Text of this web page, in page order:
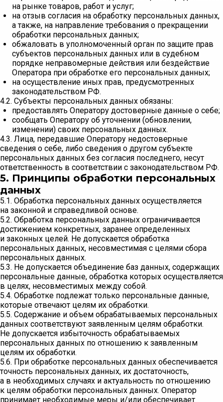
на рынке товаров, работ и услуг;
на отзыв согласия на обработку персональных данных,
а также, на направление требования о прекращении
обработки персональных данных;
обжаловать в уполномоченный орган по защите прав
субъектов персональных данных или в судебном
порядке неправомерные действия или бездействие
Оператора при обработке его персональных данных;
на осуществление иных прав, предусмотренных
законодательством РФ.
4.2. Субъекты персональных данных обязаны:
предоставлять Оператору достоверные данные о себе;
сообщать Оператору об уточнении (обновлении,
изменении) своих персональных данных.
4.3. Лица, передавшие Оператору недостоверные
сведения о себе, либо сведения о другом субъекте
персональных данных без согласия последнего, несут
ответственность в соответствии с законодательством РФ.
5. Принципы обработки персональных
данных
5.1. Обработка персональных данных осуществляется
на законной и справедливой основе.
5.2. Обработка персональных данных ограничивается
достижением конкретных, заранее определенных
и законных целей. Не допускается обработка
персональных данных, несовместимая с целями сбора
персональных данных.
5.3. Не допускается объединение баз данных, содержащих
персональные данные, обработка которых осуществляется
в целях, несовместимых между собой.
5.4. Обработке подлежат только персональные данные,
которые отвечают целям их обработки.
5.5. Содержание и объем обрабатываемых персональных
данных соответствуют заявленным целям обработки.
Не допускается избыточность обрабатываемых
персональных данных по отношению к заявленным
целям их обработки.
5.6. При обработке персональных данных обеспечивается
точность персональных данных, их достаточность,
а в необходимых случаях и актуальность по отношению
к целям обработки персональных данных. Оператор
принимает необходимые меры и/или обеспечивает